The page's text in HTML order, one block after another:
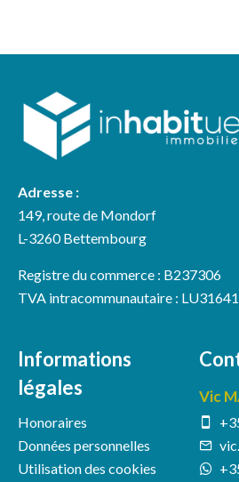
Adresse :
149, route de Mondorf
L-3260 Bettembourg
Registre du commerce : B237306
TVA intracommunautaire :
Informations
légales
Honoraires
Données personnelles
Utilisation des cookies
Vic